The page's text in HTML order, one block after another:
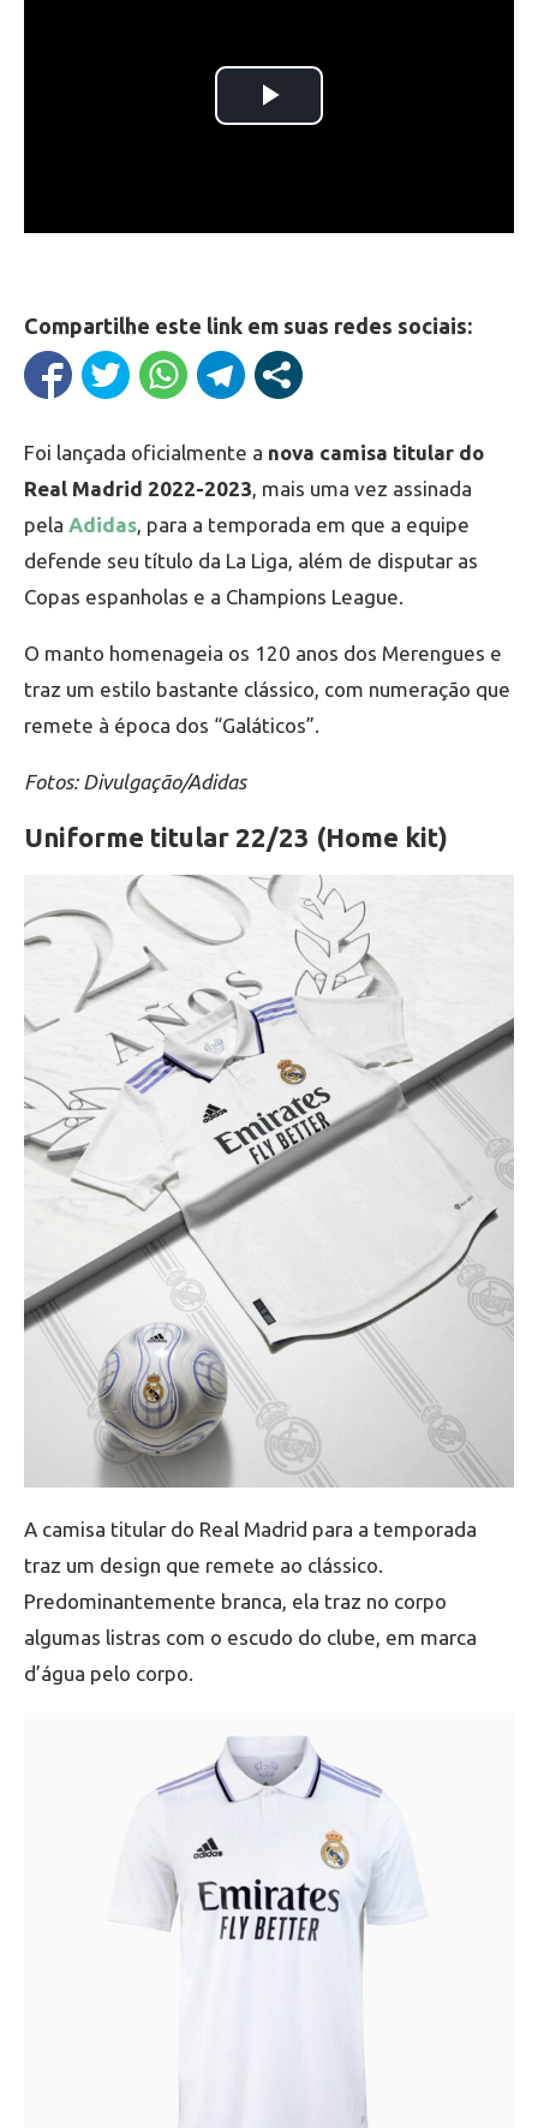
Compartilhe este link em suas redes sociais:
Foi lançada oficialmente a nova camisa titular do
Real Madrid 2022-2023, mais uma vez assinada
pela Adidas, para a temporada em que a equipe
defende seu título da La Liga, além de disputar as
Copas espanholas e a Champions League.
O manto homenageia os 120 anos dos Merengues e
traz um estilo bastante clássico, com numeração que
remete à época dos “Galáticos”.
Fotos: Divulgação/Adidas
Uniforme titular 22/23 (Home kit)
A camisa titular do Real Madrid para a temporada
traz um design que remete ao clássico.
Predominantemente branca, ela traz no corpo
algumas listras com o escudo do clube, em marca
d’água pelo corpo.